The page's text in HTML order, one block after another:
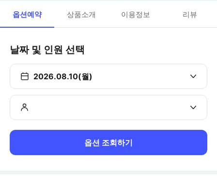
옵션예약 상품소개 이용정보 리뷰
날짜 및 인원 선택
2026.08.10(월)
옵션 조회하기